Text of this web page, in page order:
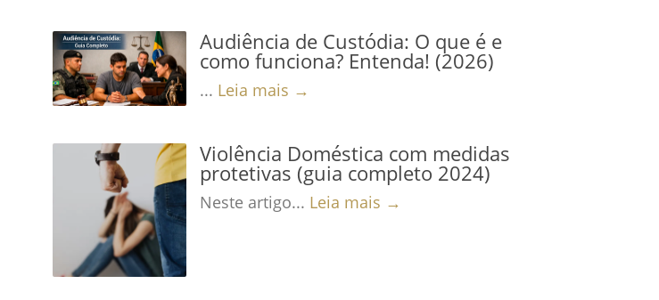
Audiência de Custódia: O que é e
como funciona? Entenda! (2026)
... Leia mais →
Violência Doméstica com medidas
protetivas (guia completo 2024)
Neste artigo... Leia mais →